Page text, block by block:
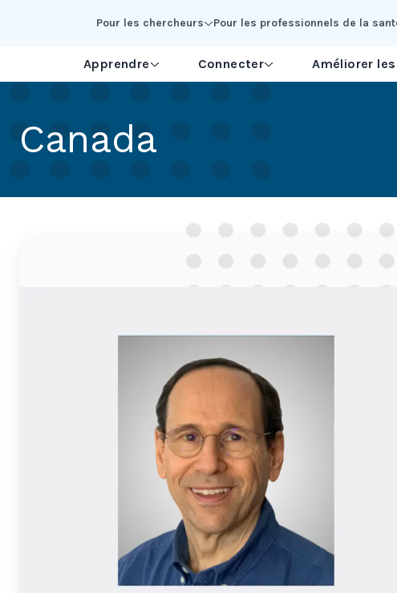
Pour les chercheurs Pour les professionnels de la
Apprendre Connecter Améliorer
Canada